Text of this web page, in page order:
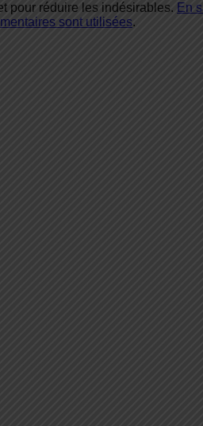
pour réduire les indésirables. En
sont utilisées.